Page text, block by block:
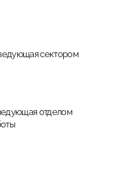
сектором
отделом